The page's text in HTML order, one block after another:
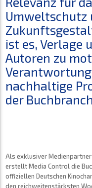
Umweltschutz
ist es, Verlage
Autoren zu
nachhaltige
der
Als exklusiver
erstellt Media Control die
offiziellen Deutschen
den reichweitenstärksten